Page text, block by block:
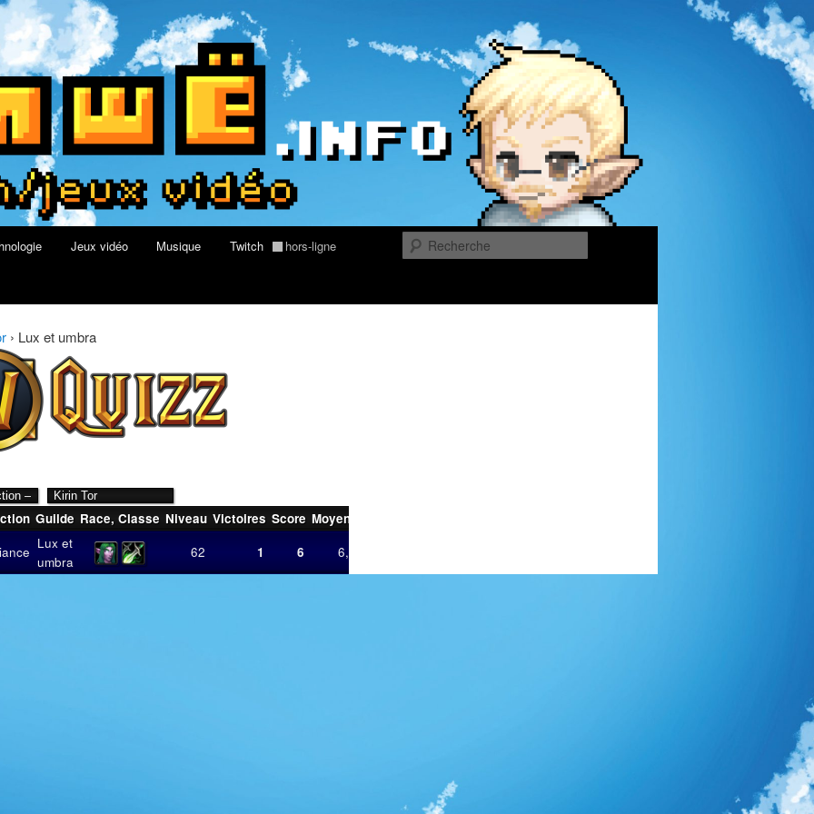
geek, tech et jeux vidéo
au Quizz World of Warcraft
Jeux vidéo Musique Twitch hors-ligne
› Lux et umbra
Guilde Race, Classe Niveau Victoires Score Moyenne
Lux et
umbra
62 1 6 6,00